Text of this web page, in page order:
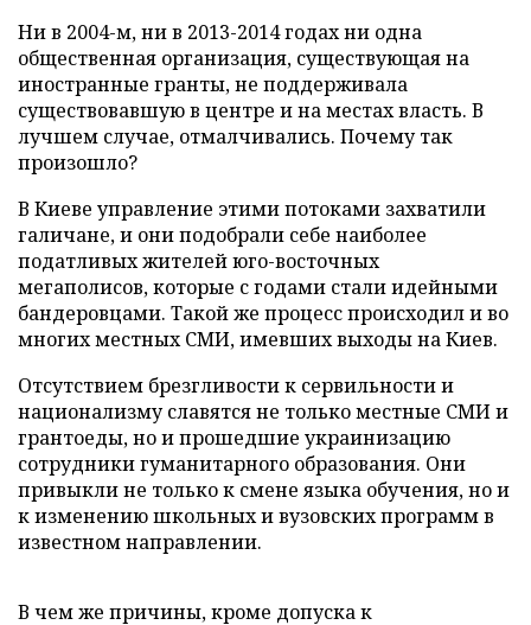
Ни в 2004-м, ни в 2013-2014 годах ни одна
общественная организация, существующая на
иностранные гранты, не поддерживала
существовавшую в центре и на местах власть. В
лучшем случае, отмалчивались. Почему так
произошло?
В Киеве управление этими потоками захватили
галичане, и они подобрали себе наиболее
податливых жителей юго-восточных
мегаполисов, которые с годами стали идейными
бандеровцами. Такой же процесс происходил и во
многих местных СМИ, имевших выходы на Киев.
Отсутствием брезгливости к сервильности и
национализму славятся не только местные СМИ и
грантоеды, но и прошедшие украинизацию
сотрудники гуманитарного образования. Они
привыкли не только к смене языка обучения, но и
к изменению школьных и вузовских программ в
известном направлении.
В чем же причины, кроме допуска к